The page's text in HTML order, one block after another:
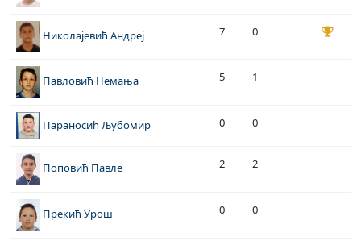
Николајевић Андреј 7 0
Павловић Немања 5 1
Параносић Љубомир 0 0
Поповић Павле 2 2
Прекић Урош 0 0